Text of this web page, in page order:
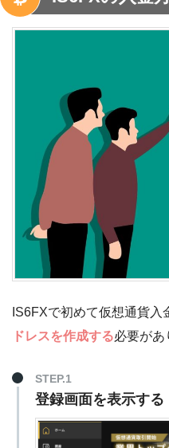
IS6FXで初めて仮想通貨
ドレスを作成する必要があ
STEP.1
登録画面を表示する